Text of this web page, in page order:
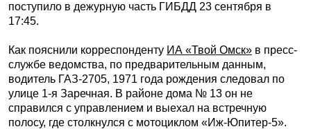
поступило в дежурную часть ГИБДД 23 сентября в
17:45.
Как пояснили корреспонденту ИА «Твой Омск» в пресс-
службе ведомства, по предварительным данным,
водитель ГАЗ-2705, 1971 года рождения следовал по
улице 1-я Заречная. В районе дома № 13 он не
справился с управлением и выехал на встречную
полосу, где столкнулся с мотоциклом «Иж-Юпитер-5».